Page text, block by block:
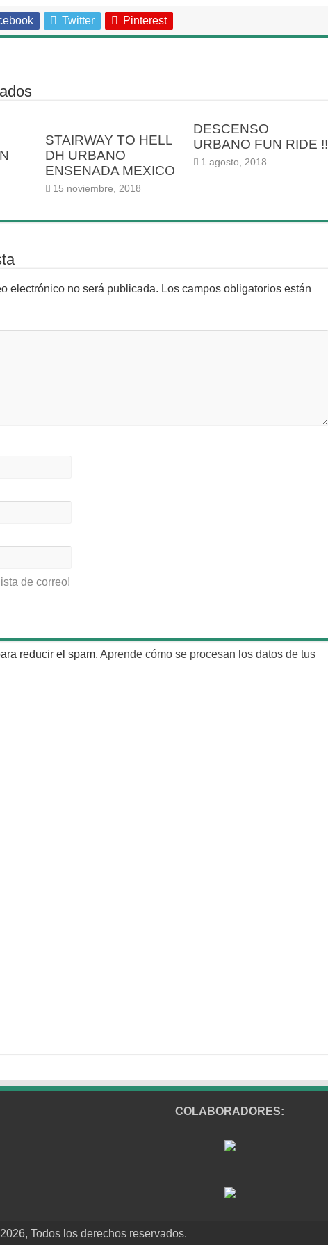
Twitter Pinterest
STAIRWAY TO HELL
DH URBANO
ENSENADA MEXICO
15 noviembre, 2018
DESCENSO
URBANO FUN RIDE !!
1 agosto, 2018
electrónico no será publicada. Los campos obligatorios están
de correo!
reducir el spam. Aprende cómo se procesan los datos de tus
COLABORADORES:
Todos los derechos reservados.